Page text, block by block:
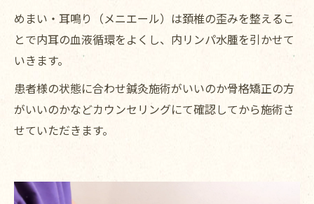
めまい・耳鳴り（メニエール）は頚椎の歪みを整えるこ
とで内耳の血液循環をよくし、内リンパ水腫を引かせて
いきます。
患者様の状態に合わせ鍼灸施術がいいのか骨格矯正の方
がいいのかなどカウンセリングにて確認してから施術さ
せていただきます。